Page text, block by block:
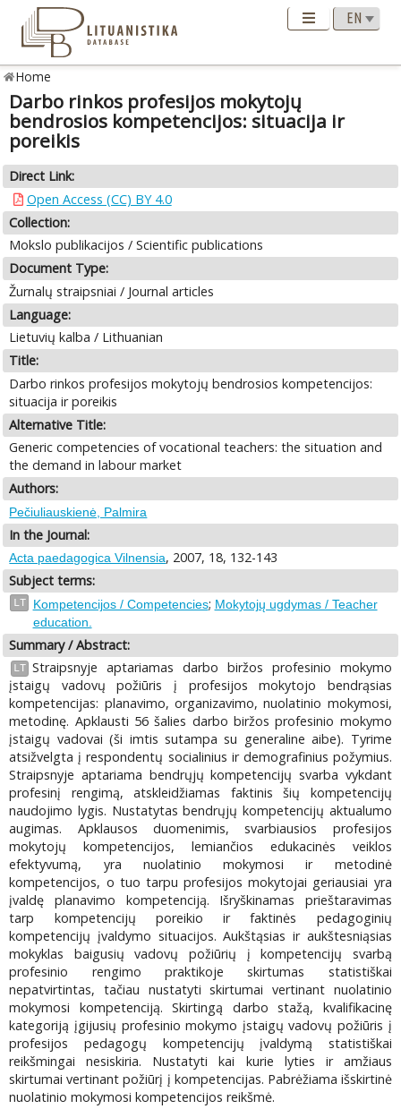
Home
Darbo rinkos profesijos mokytojų
bendrosios kompetencijos: situacija ir
poreikis
Direct Link:
Open Access (CC) BY 4.0
Collection:
Mokslo publikacijos / Scientific publications
Document Type:
Žurnalų straipsniai / Journal articles
Language:
Lietuvių kalba / Lithuanian
Title:
Darbo rinkos profesijos mokytojų bendrosios kompetencijos:
situacija ir poreikis
Alternative Title:
Generic competencies of vocational teachers: the situation and
the demand in labour market
Authors:
Pečiuliauskienė, Palmira
In the Journal:
Acta paedagogica Vilnensia, 2007, 18, 132-143
Subject terms:
LT Kompetencijos / Competencies; Mokytojų ugdymas / Teacher
education.
Summary / Abstract:
LT Straipsnyje aptariamas darbo biržos profesinio mokymo
įstaigų vadovų požiūris į profesijos mokytojo bendrąsias
kompetencijas: planavimo, organizavimo, nuolatinio mokymosi,
metodinę. Apklausti 56 šalies darbo biržos profesinio mokymo
įstaigų vadovai (ši imtis sutampa su generaline aibe). Tyrime
atsižvelgta į respondentų socialinius ir demografinius požymius.
Straipsnyje aptariama bendrųjų kompetencijų svarba vykdant
profesinį rengimą, atskleidžiamas faktinis šių kompetencijų
naudojimo lygis. Nustatytas bendrųjų kompetencijų aktualumo
augimas. Apklausos duomenimis, svarbiausios profesijos
mokytojų kompetencijos, lemiančios edukacinės veiklos
efektyvumą, yra nuolatinio mokymosi ir metodinė
kompetencijos, o tuo tarpu profesijos mokytojai geriausiai yra
įvaldę planavimo kompetenciją. Išryškinamas prieštaravimas
tarp kompetencijų poreikio ir faktinės pedagoginių
kompetencijų įvaldymo situacijos. Aukštąsias ir aukštesniąsias
mokyklas baigusių vadovų požiūrių į kompetencijų svarbą
profesinio rengimo praktikoje skirtumas statistiškai
nepatvirtintas, tačiau nustatyti skirtumai vertinant nuolatinio
mokymosi kompetenciją. Skirtingą darbo stažą, kvalifikacinę
kategoriją įgijusių profesinio mokymo įstaigų vadovų požiūris į
profesijos pedagogų kompetencijų įvaldymą statistiškai
reikšmingai nesiskiria. Nustatyti kai kurie lyties ir amžiaus
skirtumai vertinant požiūrį į kompetencijas. Pabrėžiama išskirtinė
nuolatinio mokymosi kompetencijos reikšmė.